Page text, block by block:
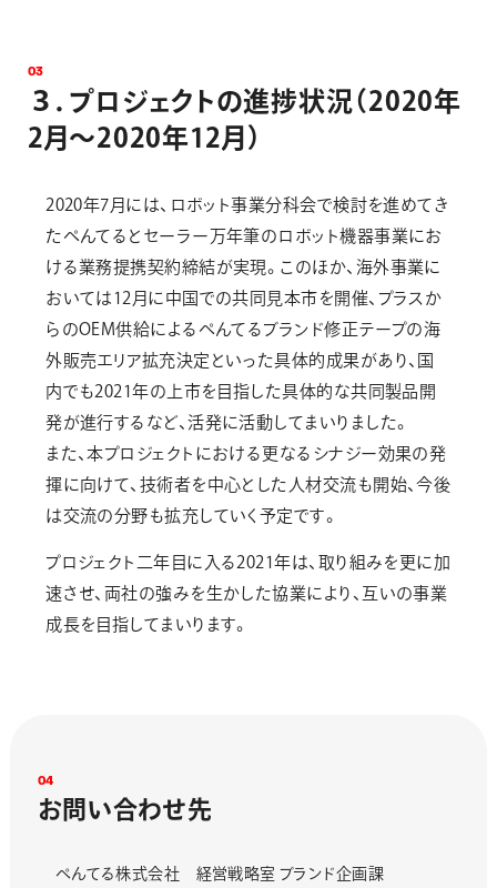
03
３ ． プロ ジェク トの進捗状況 （ 2020年
2月 ～2020年1 2月 ）
2020年7月には、ロボット事業分科会で検討を進めてき
たぺんてるとセーラー万年筆のロボット機器事業にお
ける業務提携契約締結が実現。このほか、海外事業に
おいては12月に中国での共同見本市を開催、プラスか
らのOEM供給によるぺんてるブランド修正テープの海
外販売エリア拡充決定といった具体的成果があり、国
内でも2021年の上市を目指した具体的な共同製品開
発が進行するなど、活発に活動してまいりました。
また、本プロジェクトにおける更なるシナジー効果の発
揮に向けて、技術者を中心とした人材交流も開始、今後
は交流の分野も拡充していく予定です。
プロジェクト二年目に入る2021年は、取り組みを更に加
速させ、両社の強みを生かした協業により、互いの事業
成長を目指してまいります。
04
お問 い合わせ先
ぺんてる株式会社 経営戦略室 ブランド企画課